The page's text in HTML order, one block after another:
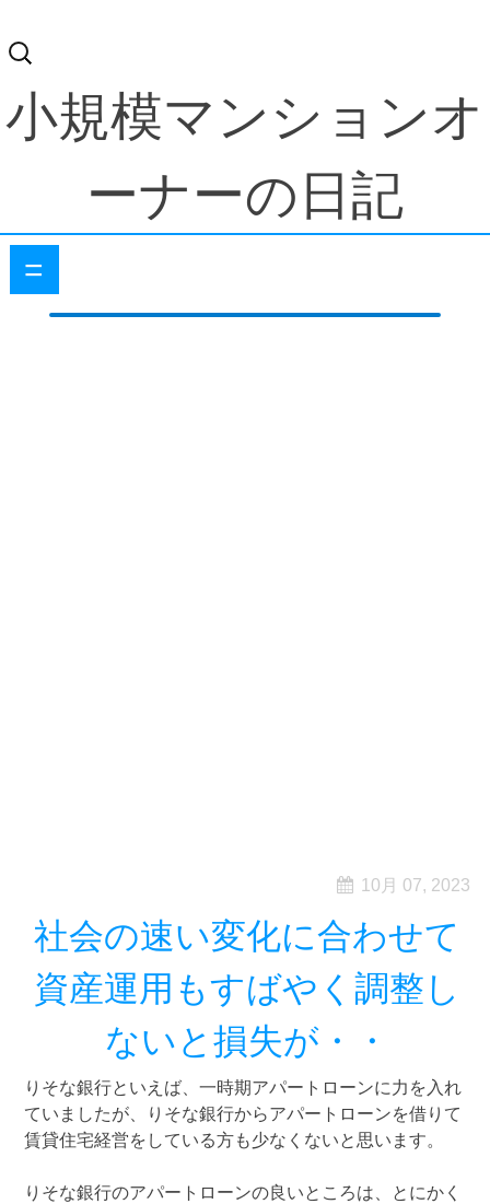
検
索:
小規模マンションオ
ーナーの日記
=
10月 07, 2023
社会の速い変化に合わせて
資産運用もすばやく調整し
ないと損失が・・
りそな銀行といえば、一時期アパートローンに力を入れ
ていましたが、りそな銀行からアパートローンを借りて
賃貸住宅経営をしている方も少なくないと思います。
りそな銀行のアパートローンの良いところは、とにかく